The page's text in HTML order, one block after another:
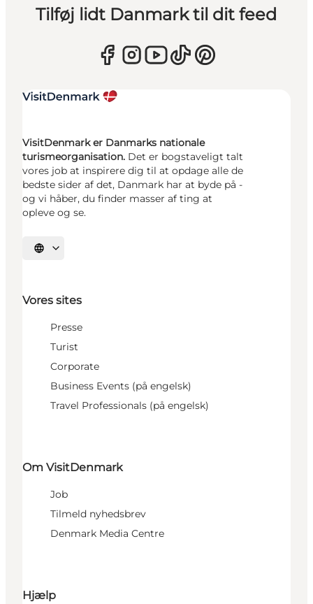
Tilføj lidt Danmark til dit feed
VisitDenmark er Danmarks nationale
turismeorganisation. Det er bogstaveligt talt
vores job at inspirere dig til at opdage alle de
bedste sider af det, Danmark har at byde på -
og vi håber, du finder masser af ting at
opleve og se.
Vælg sprog
Vores sites
Presse
Turist
Corporate
Business Events (på engelsk)
Travel Professionals (på engelsk)
Om VisitDenmark
Job
Tilmeld nyhedsbrev
Denmark Media Centre
Hjælp